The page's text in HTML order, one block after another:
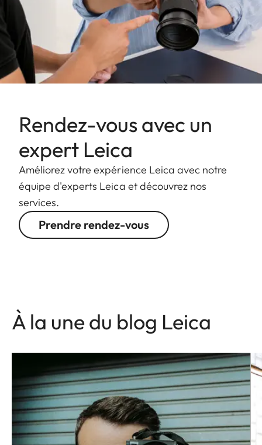
Rendez-vous avec un
expert Leica
Améliorez votre expérience Leica avec notre
équipe d'experts Leica et découvrez nos
services.
Prendre rendez-vous
À la une du blog Leica